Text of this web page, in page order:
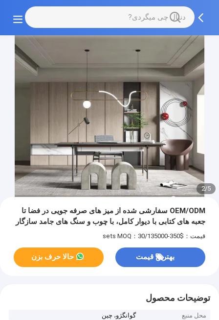
3/5
OEM/ODM سفارشی شده از میز های صرفه جویی در فضا تا
جعبه های کتابی با دیوار کامل، با چوب و سنگ های جامد سازگار
با محیط زیست با صنایع دستی پایدار.
قیمت：$350-135000/sets MOQ：30
بهترین قیمت حالا حرف بزن
توضیحات محصول
محل منبع
گوانگژو، چین